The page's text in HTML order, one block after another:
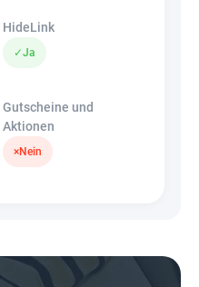
HideLink
✓Ja
Gutscheine und
Aktionen
×Nein